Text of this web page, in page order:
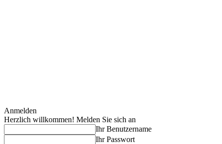
Anmelden
Herzlich willkommen! Melden Sie sich an
Ihr Benutzername
Ihr Passwort